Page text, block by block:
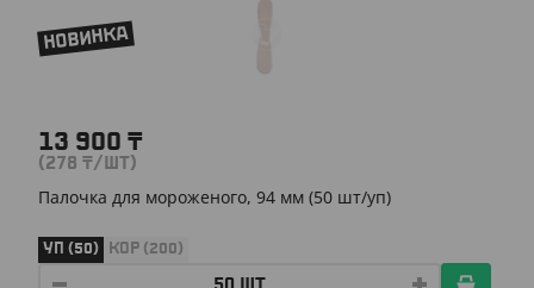
НОВИНКА
13 900 ₸
(278 ₸/ШТ)
Палочка для мороженого, 94 мм (50 шт/уп)
УП (50) КОР (200)